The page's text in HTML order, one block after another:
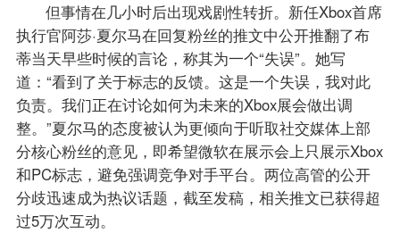
但事情在几小时后出现戏剧性转折。新任Xbox首席
执行官阿莎·夏尔马在回复粉丝的推文中公开推翻了布
蒂当天早些时候的言论，称其为一个“失误”。她写
道：“看到了关于标志的反馈。这是一个失误，我对此
负责。我们正在讨论如何为未来的Xbox展会做出调
整。”夏尔马的态度被认为更倾向于听取社交媒体上部
分核心粉丝的意见，即希望微软在展示会上只展示Xbox
和PC标志，避免强调竞争对手平台。两位高管的公开
分歧迅速成为热议话题，截至发稿，相关推文已获得超
过5万次互动。